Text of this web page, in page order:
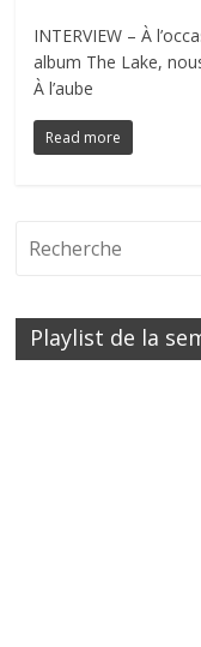
INTERVIEW – À
album The Lake,
À l’aube
Read more
Playlist de la